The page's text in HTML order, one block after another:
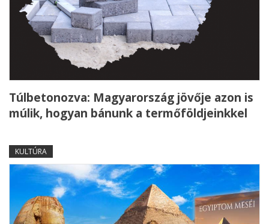
Túlbetonozva: Magyarország jövője azon is
múlik, hogyan bánunk a termőföldjeinkkel
KULTÚRA